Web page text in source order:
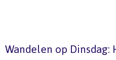
Wandelen op Dinsdag: